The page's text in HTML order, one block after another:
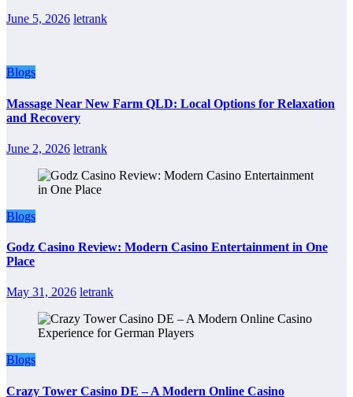
June 5, 2026 letrank
Blogs
Massage Near New Farm QLD: Local Options for Relaxation
and Recovery
June 2, 2026 letrank
Blogs
Godz Casino Review: Modern Casino Entertainment in One
Place
May 31, 2026 letrank
Blogs
Crazy Tower Casino DE – A Modern Online Casino